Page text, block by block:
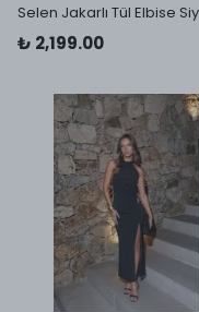
Selen Jakarlı Tül Elbise
₺ 2,199.00